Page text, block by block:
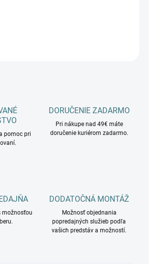
pomoc pri
DORUČENIE ZADARMO
Pri nákupe nad 49€ máte
doručenie kuriérom zadarmo.
možnosťou
DODATOČNÁ MONTÁŽ
Možnosť objednania
popredajných služieb podľa
vašich predstáv a možností.